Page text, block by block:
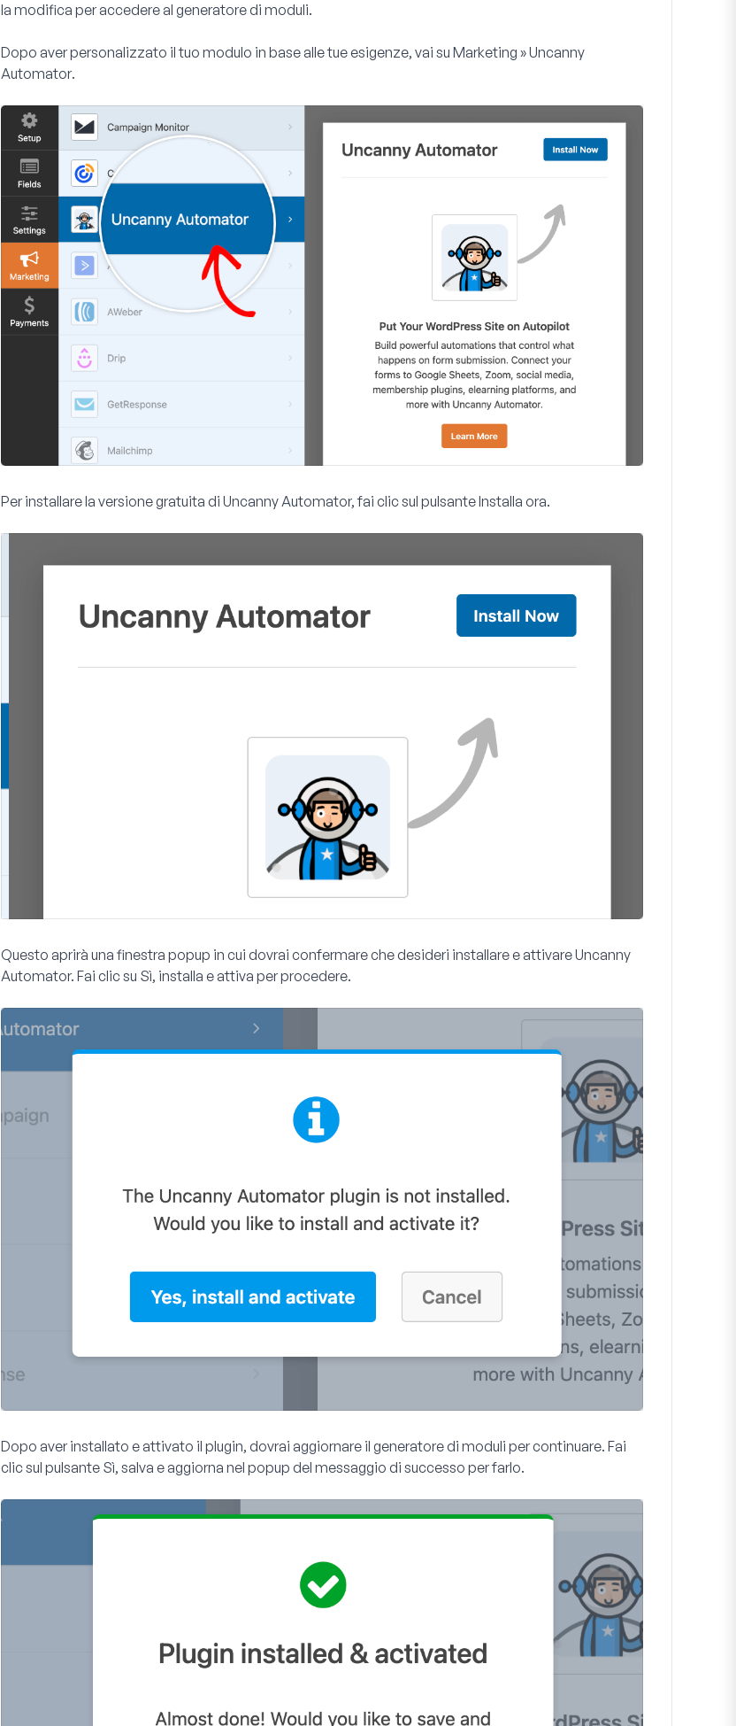
la modifica per accedere al generatore di moduli.
Dopo aver personalizzato il tuo modulo in base alle tue esigenze, vai su Marketing » Uncanny
Automator.
Per installare la versione gratuita di Uncanny Automator, fai clic sul pulsanteInstalla ora.
Questo aprirà una finestra popup in cui dovrai confermare che desideri installare e attivare Uncanny
Automator. Fai clic su Sì, installa e attiva per procedere.
Dopo aver installato e attivato il plugin, dovrai aggiornare il generatore di moduli per continuare. Fai
clic sul pulsante Sì, salva e aggiorna nel popup del messaggio di successo per farlo.